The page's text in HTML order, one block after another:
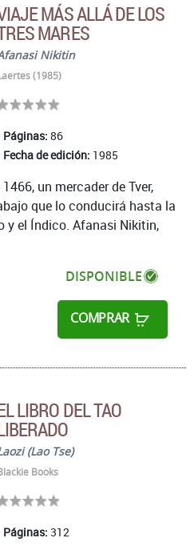
MÁS ALLÁ DE LOS
MARES
Nikitin
(1985)
Páginas: 86
Fecha de edición: 1985
DISPONIBLE
COMPRAR
un mercader de Tver,
que lo conducirá hasta la
y el Índico. Afanasi Nikitin,
LIBRO DEL TAO
(Lao Tse)
Books
Páginas: 312